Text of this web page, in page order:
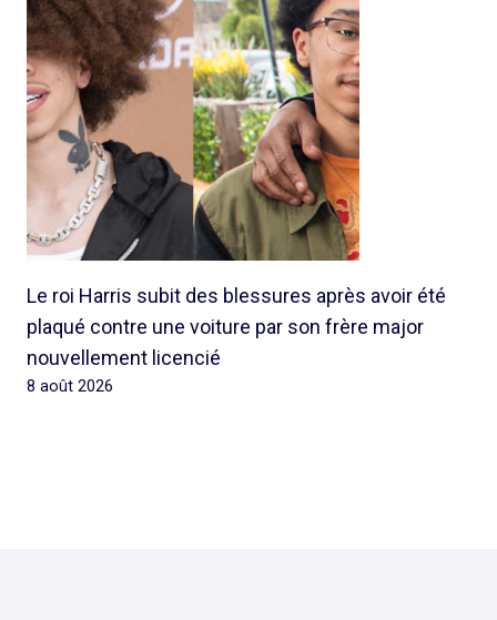
Le roi Harris subit des blessures après avoir été
plaqué contre une voiture par son frère major
nouvellement licencié
8 août 2026